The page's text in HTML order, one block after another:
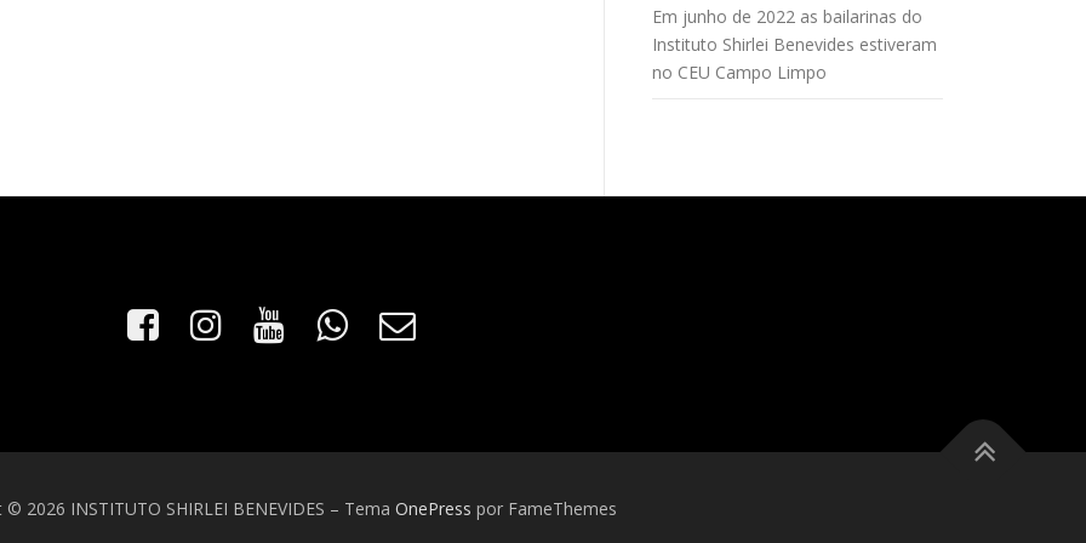
Em junho de 2022 as bailarinas do
Instituto Shirlei Benevides estiveram
no CEU Campo Limpo
© 2026 INSTITUTO SHIRLEI BENEVIDES – Tema OnePress por FameThemes